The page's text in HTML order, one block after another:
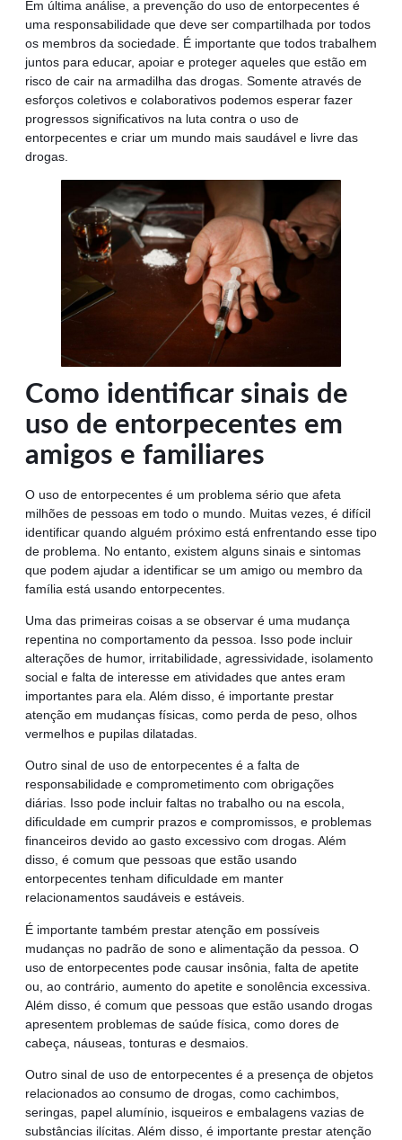
Em última análise, a prevenção do uso de entorpecentes é
uma responsabilidade que deve ser compartilhada por todos
os membros da sociedade. É importante que todos trabalhem
juntos para educar, apoiar e proteger aqueles que estão em
risco de cair na armadilha das drogas. Somente através de
esforços coletivos e colaborativos podemos esperar fazer
progressos significativos na luta contra o uso de
entorpecentes e criar um mundo mais saudável e livre das
drogas.
Como identificar sinais de
uso de entorpecentes em
amigos e familiares
O uso de entorpecentes é um problema sério que afeta
milhões de pessoas em todo o mundo. Muitas vezes, é difícil
identificar quando alguém próximo está enfrentando esse tipo
de problema. No entanto, existem alguns sinais e sintomas
que podem ajudar a identificar se um amigo ou membro da
família está usando entorpecentes.
Uma das primeiras coisas a se observar é uma mudança
repentina no comportamento da pessoa. Isso pode incluir
alterações de humor, irritabilidade, agressividade, isolamento
social e falta de interesse em atividades que antes eram
importantes para ela. Além disso, é importante prestar
atenção em mudanças físicas, como perda de peso, olhos
vermelhos e pupilas dilatadas.
Outro sinal de uso de entorpecentes é a falta de
responsabilidade e comprometimento com obrigações
diárias. Isso pode incluir faltas no trabalho ou na escola,
dificuldade em cumprir prazos e compromissos, e problemas
financeiros devido ao gasto excessivo com drogas. Além
disso, é comum que pessoas que estão usando
entorpecentes tenham dificuldade em manter
relacionamentos saudáveis e estáveis.
É importante também prestar atenção em possíveis
mudanças no padrão de sono e alimentação da pessoa. O
uso de entorpecentes pode causar insônia, falta de apetite
ou, ao contrário, aumento do apetite e sonolência excessiva.
Além disso, é comum que pessoas que estão usando drogas
apresentem problemas de saúde física, como dores de
cabeça, náuseas, tonturas e desmaios.
Outro sinal de uso de entorpecentes é a presença de objetos
relacionados ao consumo de drogas, como cachimbos,
seringas, papel alumínio, isqueiros e embalagens vazias de
substâncias ilícitas. Além disso, é importante prestar atenção